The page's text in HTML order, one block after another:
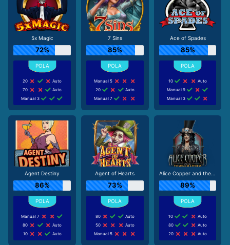
5x Magic
72%
20
Auto
70
Auto
Manual 3
7 Sins
85%
Manual 5
20
Auto
Manual 7
Ace of Spades
85%
10
Auto
Manual 9
Manual 3
Agent Destiny
86%
Manual 7
80
Auto
10
Auto
Agent of Hearts
73%
80
Auto
50
Auto
Manual 5
Alice Copper and the Tome of Madness
89%
10
Auto
80
Auto
20
Auto